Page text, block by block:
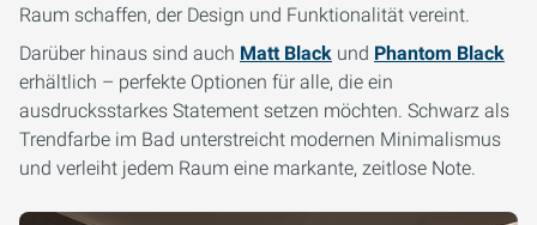
Raum schaffen, der Design und Funktionalität vereint.
Darüber hinaus sind auch Matt Black und Phantom Black
erhältlich – perfekte Optionen für alle, die ein
ausdrucksstarkes Statement setzen möchten. Schwarz als
Trendfarbe im Bad unterstreicht modernen Minimalismus
und verleiht jedem Raum eine markante, zeitlose Note.